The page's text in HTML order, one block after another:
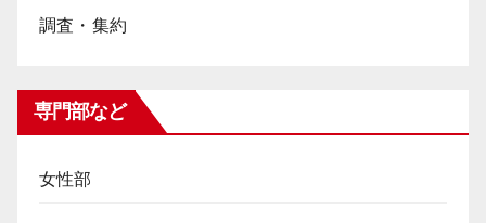
調査・集約
専門部など
女性部